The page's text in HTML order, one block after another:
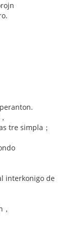
tre simpla；
interkonigo de